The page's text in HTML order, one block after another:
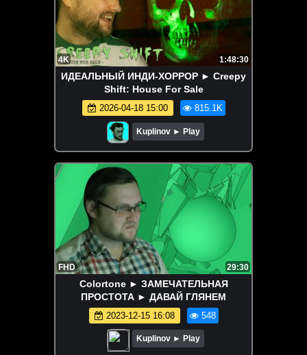
4K 1:48:30
ИДЕАЛЬНЫЙ ИНДИ-ХОРРОР ► Creepy
Shift: House For Sale
2026-04-18 15:00 815.1K
Kuplinov ► Play
FHD 29:30
Colortone ► ЗАМЕЧАТЕЛЬНАЯ
ПРОСТОТА ► ДАВАЙ ГЛЯНЕМ
2023-12-15 16:08 548
Kuplinov ► Play